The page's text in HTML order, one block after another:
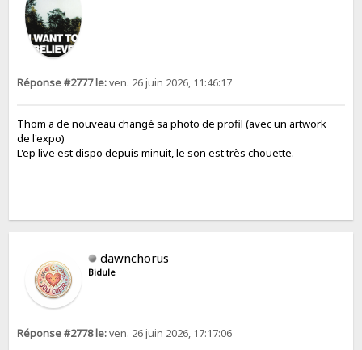
Réponse #2777 le:ven. 26 juin 2026, 11:46:17
Thom a de nouveau changé sa photo de profil (avec un artwork
de l'expo)
L'ep live est dispo depuis minuit, le son est très chouette.
dawnchorus
Bidule
Réponse #2778 le:ven. 26 juin 2026, 17:17:06